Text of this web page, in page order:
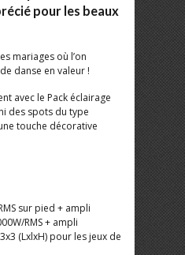
pour les beaux
mariages où l’on
danse en valeur !
avec le Pack éclairage
des spots du type
touche décorative
sur pied + ampli
RMS + ampli
(LxlxH) pour les jeux de